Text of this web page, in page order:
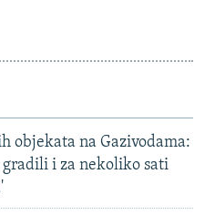
objekata na Gazivodama:
gradili i za nekoliko sati